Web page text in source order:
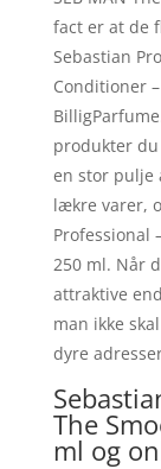
fact er at de
Sebastian
Conditioner
produkter
en stor pulje
lækre varer,
Professional
250 ml. Når
attraktive
man ikke
dyre
The
ml og